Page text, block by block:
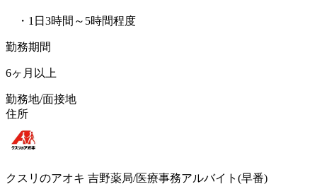
・1日3時間～5時間程度
勤務期間
6ヶ月以上
勤務地/面接地
住所
クスリのアオキ 吉野薬局/医療事務アルバイト(早番)